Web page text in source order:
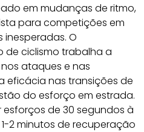
em mudanças de ritmo,
para competições em
O
de ciclismo trabalha a
ataques e nas
eficácia nas transições de
do esforço em estrada.
esforços de 30 segundos à
2 minutos de recuperação